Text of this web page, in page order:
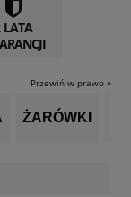
LATA
Przewiń w prawo »
ŻARÓWKI